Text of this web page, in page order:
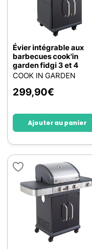
Évier intégrable aux
barbecues cook'in
garden fidgi 3 et 4
COOK IN GARDEN
299,90€
Ajouter au panier